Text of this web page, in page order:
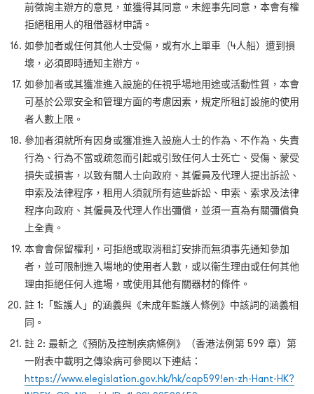
前徵詢主辦方的意見，並獲得其同意。未經事先同意，本會有權
拒絕租用人的租借器材申請。
如參加者或任何其他人士受傷，或有水上單車（4人船）遭到損
壞，必須即時通知主辦方。
如參加者或其獲准進入設施的任視乎場地用途或活動性質，本會
可基於公眾安全和管理方面的考慮因素，規定所租訂設施的使用
者人數上限。
參加者須就所有因身或獲准進入設施人士的作為、不作為、失責
行為、行為不當或疏忽而引起或引致任何人士死亡、受傷、蒙受
損失或損害，以致有關人士向政府、其僱員及代理人提出訴訟、
申索及法律程序，租用人須就所有這些訴訟、申索、索求及法律
程序向政府、其僱員及代理人作出彌償，並須一直為有關彌償負
上全責。
本會會保留權利，可拒絕或取消租訂安排而無須事先通知參加
者，並可限制進入場地的使用者人數，或以衞生理由或任何其他
理由拒絕任何人進場，或使用其他有關器材的條件。
註 1: 「監護人」的涵義與《未成年監護人條例》中該詞的涵義相
同。
註 2: 最新之《預防及控制疾病條例》（香港法例第 599 章）第
一附表中載明之傳染病可參閱以下連結：
https://www.elegislation.gov.hk/hk/cap599!en-zh-Hant-HK?